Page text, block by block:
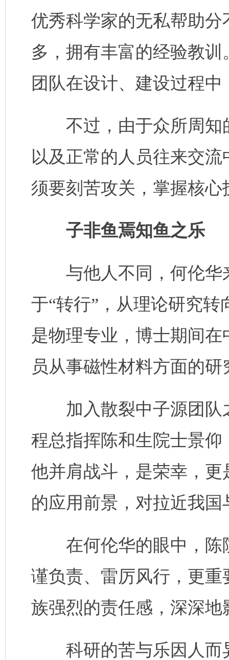
优秀科学家的无私帮助
多，拥有丰富的经验教
团队在设计、建设过程
不过，由于众所周知
以及正常的人员往来交
须要刻苦攻关，掌握核心
子非鱼焉知鱼之乐
与他人不同，何伦华
于“转行”，从理论研究
是物理专业，博士期间
员从事磁性材料方面的研
加入散裂中子源团队
程总指挥陈和生院士景
他并肩战斗，是荣幸，
的应用前景，对拉近我
在何伦华的眼中，陈
谨负责、雷厉风行，更
族强烈的责任感，深深
科研的苦与乐因人而